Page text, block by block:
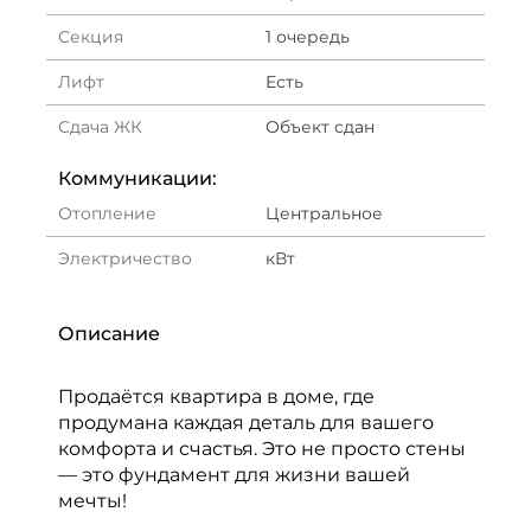
Секция 1 очередь
Лифт Есть
Сдача ЖК Объект сдан
Коммуникации:
Отопление Центральное
Электричество кВт
Описание
Продаётся квартира в доме, где
продумана каждая деталь для вашего
комфорта и счастья. Это не просто стены
— это фундамент для жизни вашей
мечты!